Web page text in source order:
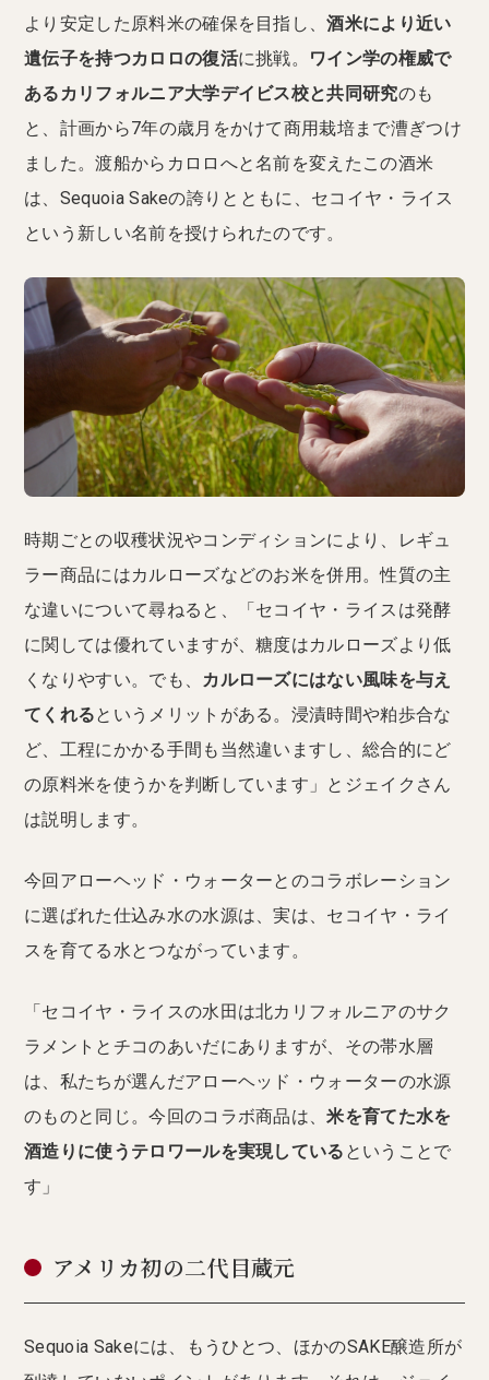
より安定した原料米の確保を目指し、酒米により近い
遺伝子を持つカロロの復活に挑戦。 ワイン学の権威で
あるカリフォルニア大学デイビス校と共同研究のも
と、計画から7年の歳月をかけて商用栽培まで漕ぎつけ
ました。渡船からカロロへと名前を変えたこの酒米
は、Sequoia Sakeの誇りとともに、セコイヤ・ライス
という新しい名前を授けられたのです。
時期ごとの収穫状況やコンディションにより、レギュ
ラー商品にはカルローズなどのお米を併用。性質の主
な違いについて尋ねると、「セコイヤ・ライスは発酵
に関しては優れていますが、糖度はカルローズより低
くなりやすい。でも、 カルローズにはない風味を与え
てくれるというメリットがある。浸漬時間や粕歩合な
ど、工程にかかる手間も当然違いますし、総合的にど
の原料米を使うかを判断しています」とジェイクさん
は説明します。
今回アローヘッド・ウォーターとのコラボレーション
に選ばれた仕込み水の水源は、実は、セコイヤ・ライ
スを育てる水とつながっています。
「セコイヤ・ライスの水田は北カリフォルニアのサク
ラメントとチコのあいだにありますが、その帯水層
は、私たちが選んだアローヘッド・ウォーターの水源
のものと同じ。今回のコラボ商品は、米を育てた水を
酒造りに使うテロワールを実現している ということで
す」
アメリカ初の二代目蔵元
Sequoia Sakeには、もうひとつ、ほかのSAKE醸造所が